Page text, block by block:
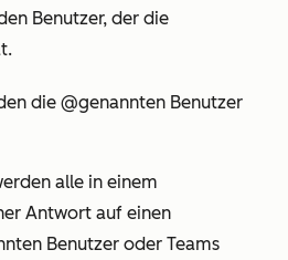
Benutzer, der die
die @genannten Benutzer
alle in einem
Antwort auf einen
Benutzer oder Teams